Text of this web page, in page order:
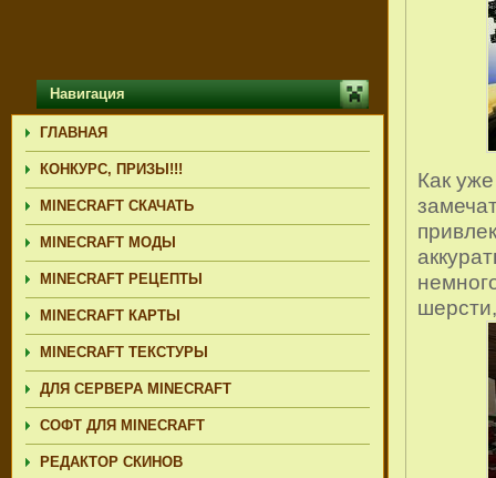
Навигация
ГЛАВНАЯ
КОНКУРС, ПРИЗЫ!!!
MINECRAFT СКАЧАТЬ
MINECRAFT МОДЫ
MINECRAFT РЕЦЕПТЫ
MINECRAFT КАРТЫ
MINECRAFT ТЕКСТУРЫ
ДЛЯ СЕРВЕРА MINECRAFT
СОФТ ДЛЯ MINECRAFT
РЕДАКТОР СКИНОВ
Как